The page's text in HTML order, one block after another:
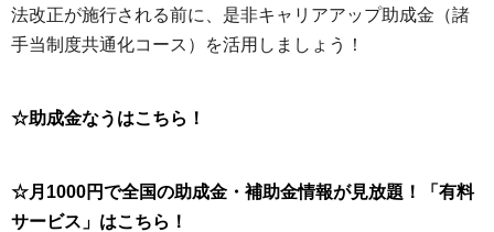
法改正が施行される前に、是非キャリアアップ助成金（諸
手当制度共通化コース）を活用しましょう！
☆助成金なうはこちら！
☆月1000円で全国の助成金・補助金情報が見放題！「有料
サービス」はこちら！